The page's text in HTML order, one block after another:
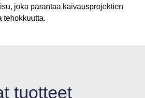
joka parantaa kaivausprojektien
tehokkuutta.
tuotteet